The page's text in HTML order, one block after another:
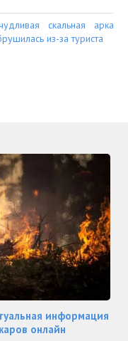
скальная арка
из-за туриста
информация
онлайн